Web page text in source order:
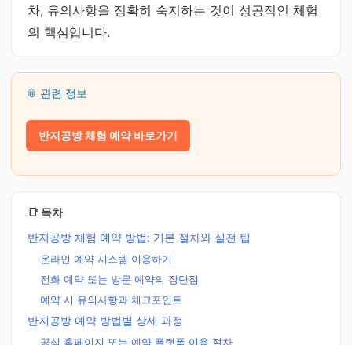
차, 유의사항을 정확히 숙지하는 것이 성공적인 체험
의 핵심입니다.
📎 관련 정보
반지공방 체험 예약 바로가기
📑 목차
반지공방 체험 예약 방법: 기본 절차와 실전 팁
온라인 예약 시스템 이용하기
전화 예약 또는 방문 예약의 장단점
예약 시 유의사항과 체크포인트
반지공방 예약 방법별 상세 과정
공식 홈페이지 또는 예약 플랫폼 이용 절차